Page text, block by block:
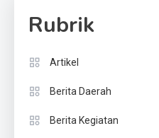
Rubrik
Artikel
Berita Daerah
Berita Kegiatan